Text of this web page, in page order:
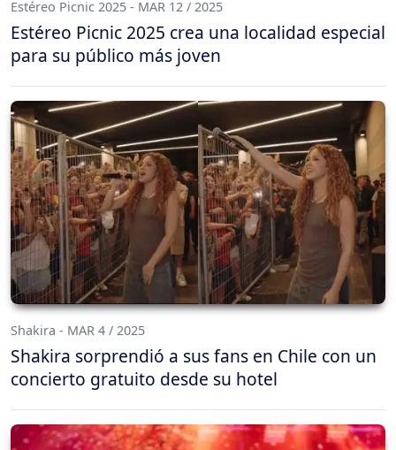
Estéreo Picnic 2025 - MAR 12 / 2025
Estéreo Picnic 2025 crea una localidad especial
para su público más joven
Shakira - MAR 4 / 2025
Shakira sorprendió a sus fans en Chile con un
concierto gratuito desde su hotel